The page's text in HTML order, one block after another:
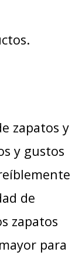
zapatos y
y gustos
de
zapatos
para